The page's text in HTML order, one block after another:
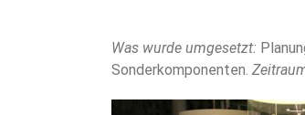
Was wurde umgesetzt:
Sonderkomponenten.